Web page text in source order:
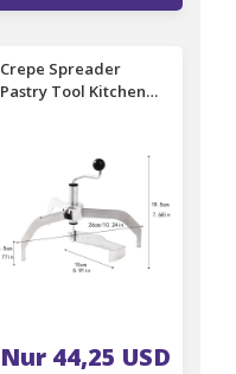
Crepe Spreader
Pastry Tool Kitchen
Taco Tortilla Batter
Restaurant Kitchen
Dining Room
Nur 44,25 USD